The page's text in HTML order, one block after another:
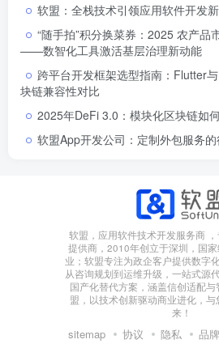
软盟：全栈技术引领应用软件开发
“随手拍”积分换菜券：2025 农产品
——数智化工具激活基层治理新动能
跨平台开发框架选型指南：Flutter
块链兼容性对比
2025年DeFi 3.0：模块化区块链如
软盟App开发公司：定制外包服务
软盟，应用软件技术开发服务商
提供商，2010年创立于深圳，国
业；软盟专注为政企客户提供数字
从咨询规划到运维升级，一站式源
国产化替代方案，涵盖信创适配
盟，以技术创新驱动商业进化，
来！
sitemap 协议 隐私 品牌